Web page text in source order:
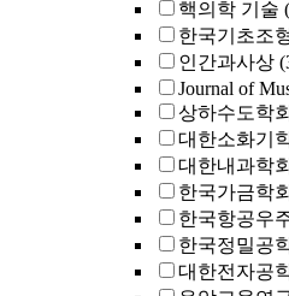
핵의학 기술
한국기초조
인간과사상
Journal of
상하수도학
대한소화기
대한내과학
한국가금학
한국항공우
한국정밀공
대한전자공